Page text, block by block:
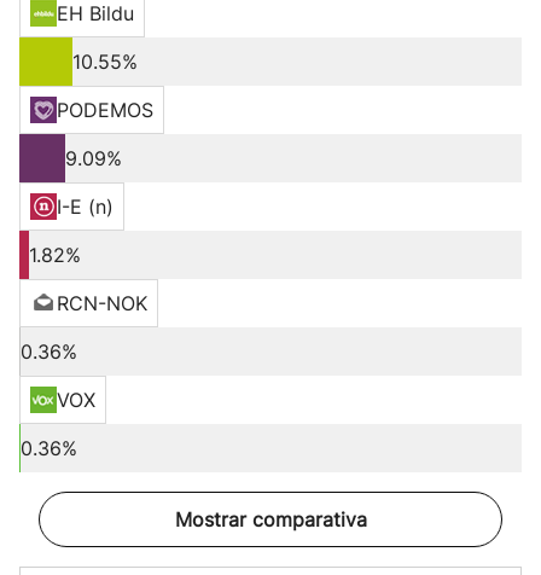
EH Bildu
10.55%
PODEMOS
9.09%
I-E (n)
1.82%
RCN-NOK
0.36%
VOX
0.36%
Mostrar comparativa